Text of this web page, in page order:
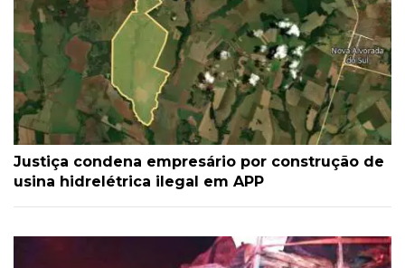
Justiça condena empresário por construção de
usina hidrelétrica ilegal em APP